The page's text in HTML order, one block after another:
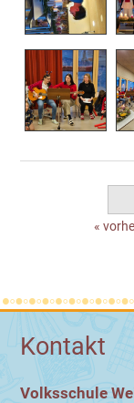
«
Kontakt
Volksschule